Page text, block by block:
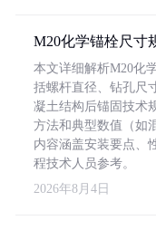
M20化学锚栓尺寸
本文详细解析M20化
括螺杆直径、钻孔尺
凝土结构后锚固技术
方法和典型数值（如
内容涵盖安装要点、
程技术人员参考。
2026年8月4日